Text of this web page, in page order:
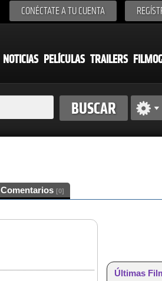
CONÉCTATE A TU CUENTA
NOTICIAS PELÍCULAS TRAILERS
Comentarios [0]
Últimas